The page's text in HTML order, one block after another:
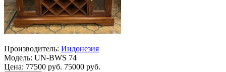
Производитель: Индонезия
Модель: UN-BWS 74
Цена: 77500 руб. 75000 руб.